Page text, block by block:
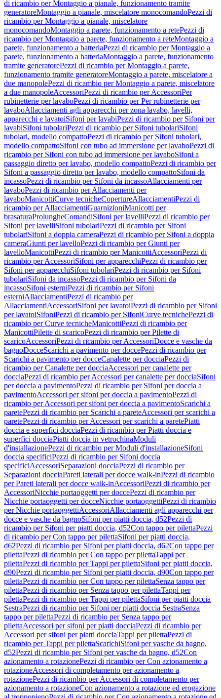
di ricambio per Montaggio a pianale, funzionamento tramite
generatoreMontaggio a pianale, miscelatore monocomandoPezzi di
ricambio per Montaggio a pianale, miscelatore
monocomandoMontaggio a parete, funzionamento a retePezzi di
ricambio per Montaggio a parete, funzionamento a reteMontaggio a
parete, funzionamento a batteriaPezzi di ricambio per Montaggio a
parete, funzionamento a batteriaMontaggio a parete, funzionamento
tramite generatorePezzi di ricambio per Montaggio a parete,
funzionamento tramite generatoreMontaggio a parete, miscelatore a
due manopolePezzi di ricambio per Montaggio a parete, miscelatore
a due manopoleAccessoriPezzi di ricambio per AccessoriPer
rubinetterie per lavaboPezzi di ricambio per Per rubinetterie per
lavaboAllacciamenti agli apparecchi per zona lavabo, lavelli,
apparecchi e lavatoiSifoni per lavabiPezzi di ricambio per Sifoni per
lavabiSifoni tubolariPezzi di ricambio per Sifoni tubolariSifoni
tubolari, modello compattoPezzi di ricambio per Sifoni tubolari,
modello compattoSifoni con tubo ad immersione per lavaboPezzi di
ricambio per Sifoni con tubo ad immersione per lavaboSifoni a
passaggio diretto per lavabo, modello compattoPezzi di ricambio per
Sifoni a passaggio diretto per lavabo, modello compattoSifoni da
incassoPezzi di ricambio per Sifoni da incassoAllacciamenti per
lavaboPezzi di ricambio per Allacciamenti per
lavaboManicottiCurve tecnicheCopertureAllacciamentiPezzi di
ricambio per AllacciamentiGuarnizioniManicotti per
brasaturaProlungheComandiSifoni per lavelliPezzi di ricambio per
Sifoni per lavelliSifoni tubolariPezzi di ricambio per Sifoni
tubolariSifoni a doppia cameraPezzi di ricambio per Sifoni a doppia
cameraGiunti per lavelloPezzi di ricambio per Giunti per
lavelloManicottiPezzi di ricambio per ManicottiAccessoriPezzi di
ricambio per AccessoriSifoni per apparecchiPezzi di ricambio per
Sifoni per apparecchiSifoni tubolariPezzi di ricambio per Sifoni
tubolariSifoni da incassoPezzi di ricambio per Sifoni da
incassoSifoni esterniPezzi di ricambio per Sifoni
esterniAllacciamentiPezzi di ricambio per
AllacciamentiAccessoriSifoni per lavatoiPezzi di ricambio per Sifoni
per lavatoiSifoniPezzi di ricambio per SifoniCurve tecnichePezzi di
ricambio per Curve tecnicheManicottiPezzi di ricambio per
ManicottiPilette di scaricoPezzi di ricambio per Pilette di
scaricoAccessoriPezzi di ricambio per AccessoriDocce e vasche da
bagnoDocceScarichi a pavimento per doccePezzi di ricambio per
Scarichi a pavimento per docceCanalette per docciaPezzi di
ricambio per Canalette per docciaAccessori per canalette per
docciaPezzi di ricambio per Accessori per canalette per docciaSifoni
per doccia a pavimentoPezzi di ricambio per Sifoni per doccia a
pavimentoAccessori per sifoni per doccia a pavimentoPezzi di
ricambio per Accessori per sifoni per doccia a pavimentoScarichi a
paretePezzi di ricambio per Scarichi a pareteAccessori per scarichi a
paretePezzi di ricambio per Accessori per scarichi a paretePiatti
doccia e superfici docciaPezzi di ricambio per Piatti doccia e
superfici docciaPiatti doccia in vetrochinaModuli
d'installazionePezzi di ricambio per Moduli d'installazioneSifoni
doccia specificiPezzi di ricambio per Sifoni doccia
specificiAccessoriSeparazioni docciaPezzi di ricambio per
Separazioni docciaPareti laterali per docce walk-inPezzi di ricambio
per Pareti laterali per docce walk-inAccessoriPezzi di ricambio per
AccessoriNicchie portaoggetti per doccePezzi di ricambio per
Nicchie portaoggetti per docceNicchie portaoggettiPezzi di ricambio
per Nicchie portaoggettiAccessoriAllacciamenti agli apparecchi per
docce e vasche da bagnoSifoni per piatti doccia, d52Pezzi di
ricambio per Sifoni per piatti doccia, d52Con tappo per pilettaPezzi
di ricambio per Con tappo per pilettaSifoni per piatti doccia,
d62Pezzi di ricambio per Sifoni per piatti doccia, d62Con tappo per
pilettaPezzi di ricambio per Con tappo per pilettaTappi per
pilettaPezzi di ricambio per Tappi per pilettaSifoni per piatti doccia,
d90Pezzi di ricambio per Sifoni per piatti doccia, d90Con tappo per
pilettaPezzi di ricambio per Con tappo per pilettaSenza tappo per
pilettaPezzi di ricambio per Senza tappo per pilettaTappi per
pilettaPezzi di ricambio per Tappi per pilettaSifoni per piatti doccia
SestraPezzi di ricambio per Sifoni per piatti doccia SestraSenza
tappo per pilettaPezzi di ricambio per Senza tappo per
pilettaAccessori per sifoni per piatti docciaPezzi di ricambio per
Accessori per sifoni per piatti docciaTappi per pilettaPezzi di
ricambio per Tappi per pilettaScarichiSifoni per vasche da bagno,
d52Pezzi di ricambio per Sifoni per vasche da bagno, d52Con
azionamento a rotazionePezzi di ricambio per Con azionamento a
rotazioneAccessori di completamento per azionamento a
rotazionePezzi di ricambio per Accessori di completamento per
azionamento a rotazioneCon azionamento a rotazione ed erogazione